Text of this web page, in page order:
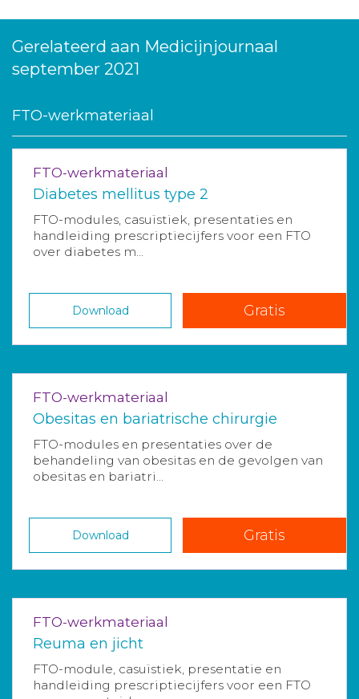
Gerelateerd aan Medicijnjournaal
september 2021
FTO-werkmateriaal
FTO-werkmateriaal
Diabetes mellitus type 2
FTO-modules, casuïstiek, presentaties en
handleiding prescriptiecijfers voor een FTO
over diabetes m...
Download Gratis
FTO-werkmateriaal
Obesitas en bariatrische chirurgie
FTO-modules en presentaties over de
behandeling van obesitas en de gevolgen van
obesitas en bariatri...
Download Gratis
FTO-werkmateriaal
Reuma en jicht
FTO-module, casuïstiek, presentatie en
handleiding prescriptiecijfers voor een FTO